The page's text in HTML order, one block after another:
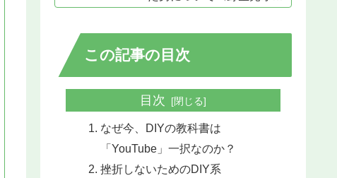
ト日記〉
この記事の目次
目次
なぜ今、DIYの教科書は
「YouTube」一択なのか？
挫折しないためのDIY系